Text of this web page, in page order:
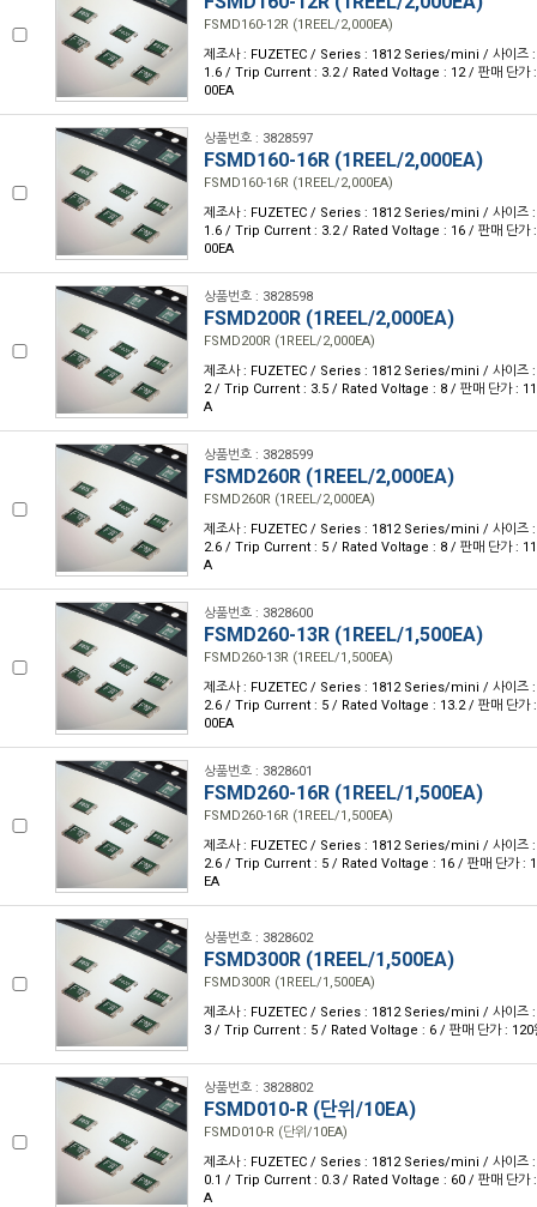
FSMD160-12R (1REEL/2,000EA)
제조사 : FUZETEC / Series : 1812 Series/mini / 사이
1.6 / Trip Current : 3.2 / Rated Voltage : 12 / 판매 단가 :
00EA
상품번호 : 3828597
FSMD160-16R (1REEL/2,000EA)
FSMD160-16R (1REEL/2,000EA)
제조사 : FUZETEC / Series : 1812 Series/mini / 사이
1.6 / Trip Current : 3.2 / Rated Voltage : 16 / 판매 단가 :
00EA
상품번호 : 3828598
FSMD200R (1REEL/2,000EA)
FSMD200R (1REEL/2,000EA)
제조사 : FUZETEC / Series : 1812 Series/mini / 사이
2 / Trip Current : 3.5 / Rated Voltage : 8 / 판매 단가 :
A
상품번호 : 3828599
FSMD260R (1REEL/2,000EA)
FSMD260R (1REEL/2,000EA)
제조사 : FUZETEC / Series : 1812 Series/mini / 사이
2.6 / Trip Current : 5 / Rated Voltage : 8 / 판매 단가 :
A
상품번호 : 3828600
FSMD260-13R (1REEL/1,500EA)
FSMD260-13R (1REEL/1,500EA)
제조사 : FUZETEC / Series : 1812 Series/mini / 사이
2.6 / Trip Current : 5 / Rated Voltage : 13.2 / 판매 단가 :
00EA
상품번호 : 3828601
FSMD260-16R (1REEL/1,500EA)
FSMD260-16R (1REEL/1,500EA)
제조사 : FUZETEC / Series : 1812 Series/mini / 사이
2.6 / Trip Current : 5 / Rated Voltage : 16 / 판매 단가 :
EA
상품번호 : 3828602
FSMD300R (1REEL/1,500EA)
FSMD300R (1REEL/1,500EA)
제조사 : FUZETEC / Series : 1812 Series/mini / 사이
3 / Trip Current : 5 / Rated Voltage : 6 / 판매 단가 : 120
상품번호 : 3828802
FSMD010-R (단위/10EA)
FSMD010-R (단위/10EA)
제조사 : FUZETEC / Series : 1812 Series/mini / 사이
0.1 / Trip Current : 0.3 / Rated Voltage : 60 / 판매 단가 :
A